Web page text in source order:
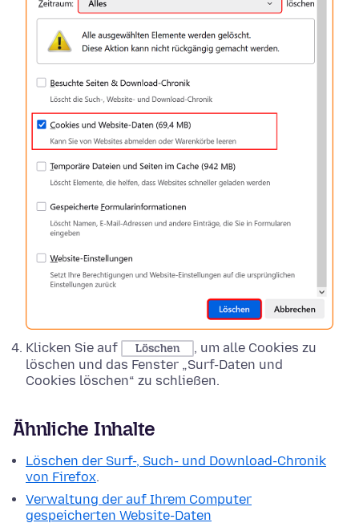
Klicken Sie auf Löschen
, um alle Cookies zu
löschen und das Fenster „Surf-Daten und
Cookies löschen“ zu schließen.
Ähnliche Inhalte
Löschen der Surf-, Such- und Download-Chronik
von Firefox.
Verwaltung der auf Ihrem Computer
gespeicherten Website-Daten